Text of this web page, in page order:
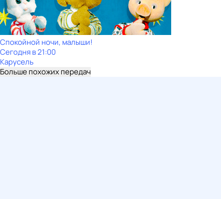
Спокойной ночи, малыши!
Сегодня в 21:00
Карусель
Больше похожих передач